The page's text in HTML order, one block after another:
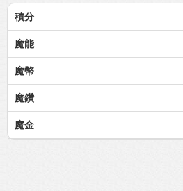
積分
魔能
魔幣
魔鑽
魔金